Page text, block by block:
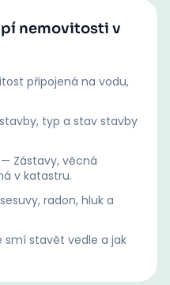
nemovitosti v
připojená na vodu,
typ a stav stavby
— Zástavy, věcná
v katastru.
radon, hluk a
smí stavět vedle a jak